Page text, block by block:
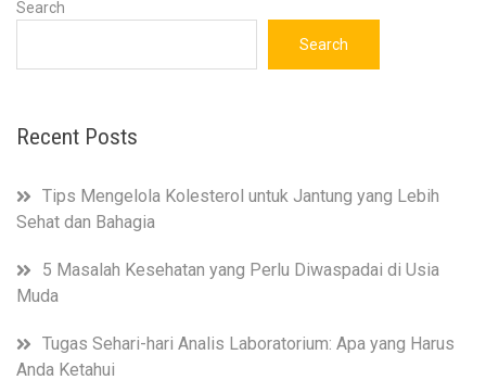
Search
Search
Recent Posts
Tips Mengelola Kolesterol untuk Jantung yang Lebih
Sehat dan Bahagia
5 Masalah Kesehatan yang Perlu Diwaspadai di Usia
Muda
Tugas Sehari-hari Analis Laboratorium: Apa yang Harus
Anda Ketahui